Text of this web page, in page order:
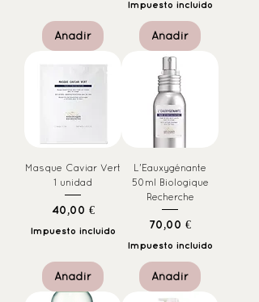
Añadir
Impuesto incluido
Añadir
Masque Caviar Vert
1 unidad
Precio
40,00 €
Impuesto incluido
Añadir
L'Eauxygénante
50ml Biologique
Recherche
Precio
70,00 €
Impuesto incluido
Añadir